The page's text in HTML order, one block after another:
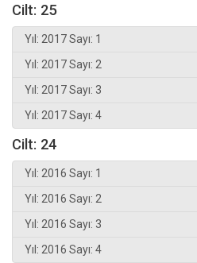
Cilt: 25
Yıl: 2017 Sayı: 1
Yıl: 2017 Sayı: 2
Yıl: 2017 Sayı: 3
Yıl: 2017 Sayı: 4
Cilt: 24
Yıl: 2016 Sayı: 1
Yıl: 2016 Sayı: 2
Yıl: 2016 Sayı: 3
Yıl: 2016 Sayı: 4